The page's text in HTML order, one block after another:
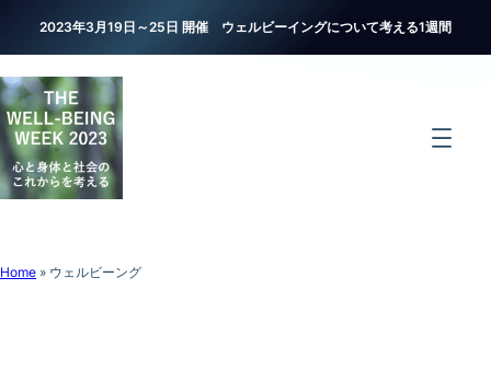
2023年3月19日～25日 開催 ウェルビーイングについて考える1週間
Home » ウェルビーング